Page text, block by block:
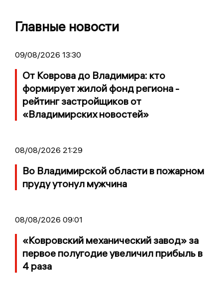
Главные новости
09/08/2026 13:30
От Коврова до Владимира: кто
формирует жилой фонд региона -
рейтинг застройщиков от
«Владимирских новостей»
08/08/2026 21:29
Во Владимирской области в пожарном
пруду утонул мужчина
08/08/2026 09:01
«Ковровский механический завод» за
первое полугодие увеличил прибыль в
4 раза